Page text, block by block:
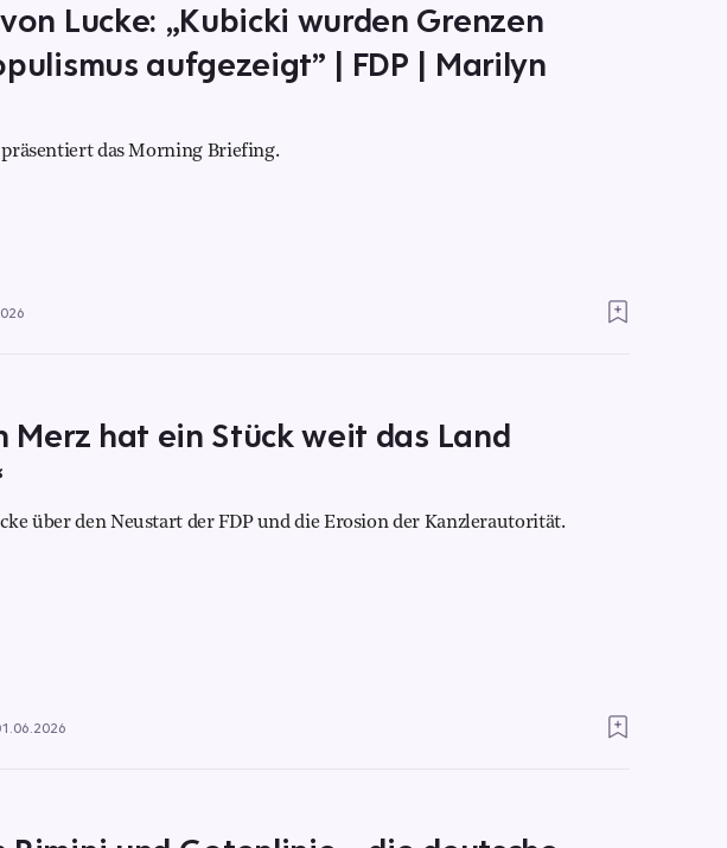
Lucke: „Kubicki wurden Grenzen
aufgezeigt” | FDP | Marilyn
das Morning Briefing.
Merz hat ein Stück weit das Land
über den Neustart der FDP und die Erosion der Kanzlerautorität.